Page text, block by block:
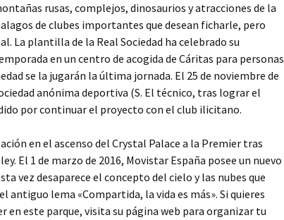
rusas, complejos, dinosaurios y atracciones de la
de clubes importantes que desean ficharle, pero
La plantilla de la Real Sociedad ha celebrado su
en un centro de acogida de Cáritas para personas
se la jugarán la última jornada. El 25 de noviembre de
anónima deportiva (S. El técnico, tras lograr el
por continuar el proyecto con el club ilicitano.
en el ascenso del Crystal Palace a la Premier tras
El 1 de marzo de 2016, Movistar España posee un nuevo
vez desaparece el concepto del cielo y las nubes que
antiguo lema «Compartida, la vida es más». Si quieres
en este parque, visita su página web para organizar tu